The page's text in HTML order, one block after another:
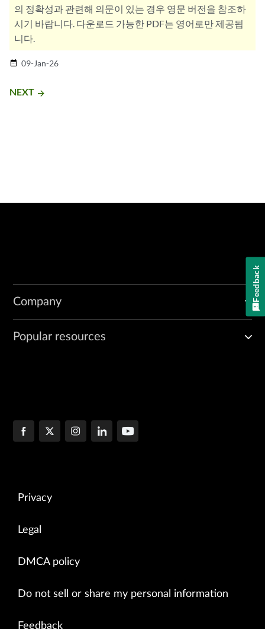
의 정확성과 관련해 의문이 있는 경우 영문 버전을 참조하
시기 바랍니다. 다운로드 가능한 PDF는 영어로만 제공됩
니다.
date_range 09-Jan-26
NEXT arrow_forward
Company
Popular resources
Privacy
Legal
DMCA policy
Do not sell or share my personal information
Feedback
Feedback